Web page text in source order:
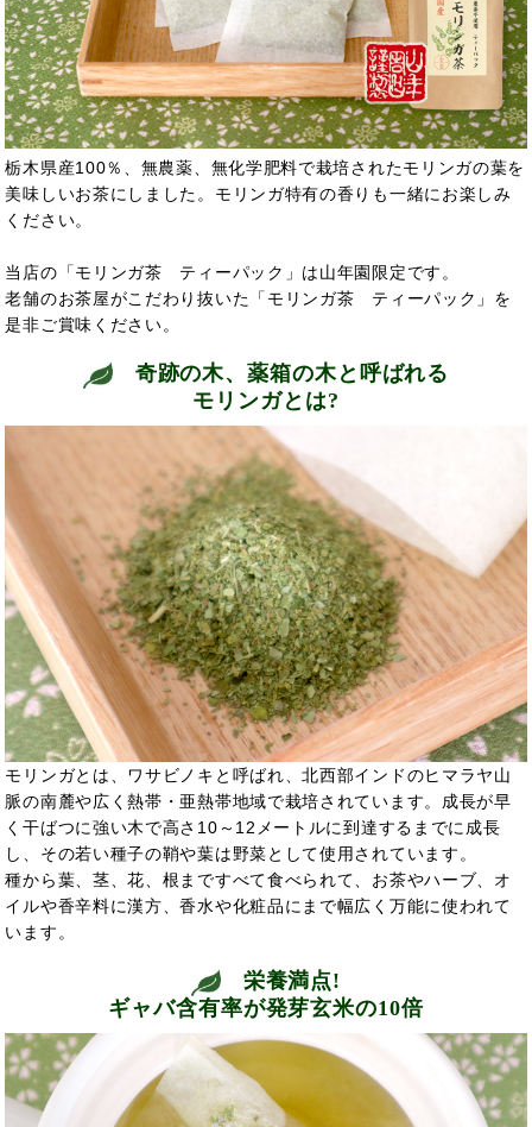
栃木県産100％、無農薬、無化学肥料で栽培されたモリンガの葉を
美味しいお茶にしました。モリンガ特有の香りも一緒にお楽しみ
ください。
当店の「モリンガ茶 ティーパック」は山年園限定です。
老舗のお茶屋がこだわり抜いた「モリンガ茶 ティーパック」を
是非ご賞味ください。
奇跡の木、薬箱の木と呼ばれる
モリンガとは?
モリンガとは、ワサビノキと呼ばれ、北西部インドのヒマラヤ山
脈の南麓や広く熱帯・亜熱帯地域で栽培されています。成長が早
く干ばつに強い木で高さ10～12メートルに到達するまでに成長
し、その若い種子の鞘や葉は野菜として使用されています。
種から葉、茎、花、根まですべて食べられて、お茶やハーブ、オ
イルや香辛料に漢方、香水や化粧品にまで幅広く万能に使われて
います。
栄養満点!
ギャバ含有率が発芽玄米の10倍